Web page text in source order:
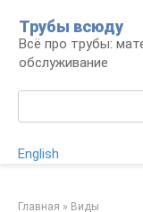
контенту
Трубы всюду
Всё про трубы:
обслуживание
English
Главная » Виды